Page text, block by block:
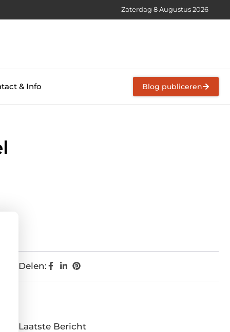
Zaterdag 8 Augustus 2026
& Info Blog publiceren
Delen:
Laatste Bericht